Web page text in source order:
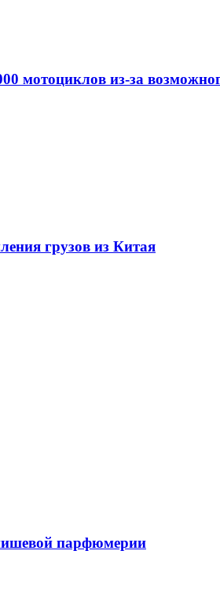
мотоциклов из-за
грузов из Китая
парфюмерии